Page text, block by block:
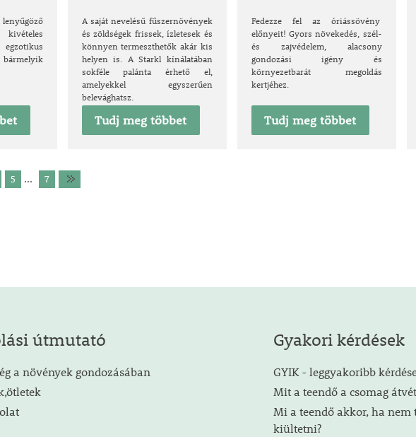
A saját nevelésű fűszernövények
és zöldségek frissek, ízletesek és
könnyen termeszthetők akár kis
helyen is. A Starkl kínálatában
sokféle palánta érhető el,
amelyekkel egyszerűen
belevághatsz.
Tudj meg többet
Fedezze fel az óriássövény
előnyeit! Gyors növekedés, szél-
és zajvédelem, alacsony
gondozási igény és
környezetbarát megoldás
kertjéhez.
Tudj meg többet
5 ... 7
útmutató
a növények gondozásában
Gyakori kérdések
GYIK - leggyakoribb
Mit a teendő a csomag
Mi a teendő akkor, ha
kiültetni?